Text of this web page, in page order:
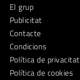
El grup
Publicitat
Contacte
Condicions
Política de privacitat
Política de cookies